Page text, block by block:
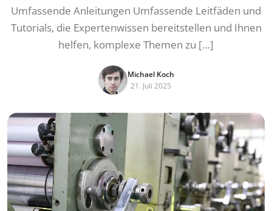
Umfassende Anleitungen Umfassende Leitfäden und
Tutorials, die Expertenwissen bereitstellen und Ihnen
helfen, komplexe Themen zu […]
Michael Koch
21. Juli 2025